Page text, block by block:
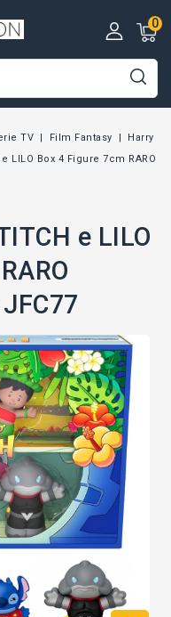
0
TV Film Fantasy
Harry
e LILO Box 4 Figure 7cm RARO
e LILO